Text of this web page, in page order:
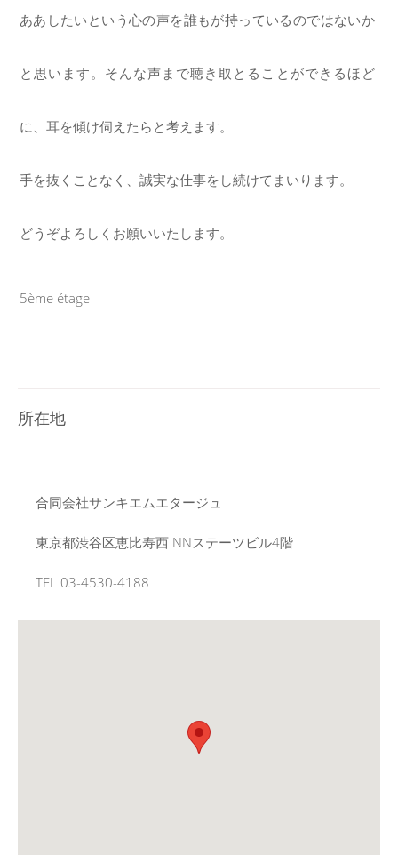
ああしたいという心の声を誰もが持っているのではないか
と思います。そんな声まで聴き取とることができるほど
に、耳を傾け伺えたらと考えます。
手を抜くことなく、誠実な仕事をし続けてまいります。
どうぞよろしくお願いいたします。
5ème étage
所在地
合同会社サンキエムエタージュ
東京都渋谷区恵比寿西 NNステーツビル4階
TEL 03-4530-4188